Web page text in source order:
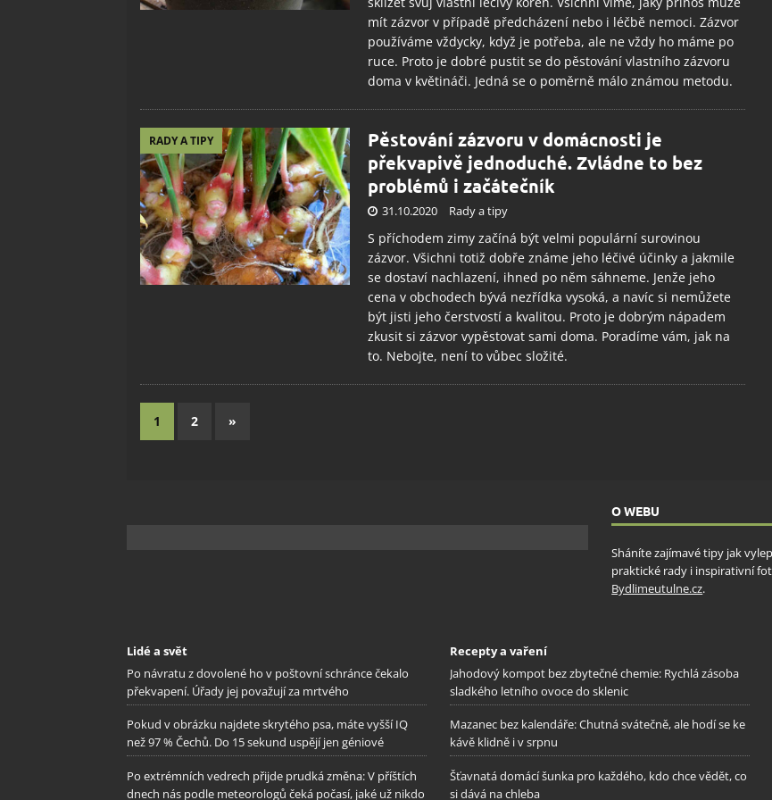
mít zázvor v případě předcházení nebo i léčbě nemoci. Zázvor
používáme vždycky, když je potřeba, ale ne vždy ho máme po
ruce. Proto je dobré pustit se do pěstování vlastního zázvoru
doma v květináči. Jedná se o poměrně málo známou metodu.
RADY A TIPY
Pěstování zázvoru v domácnosti je
překvapivě jednoduché. Zvládne to bez
problémů i začátečník
31.10.2020 Rady a tipy
S příchodem zimy začíná být velmi populární surovinou
zázvor. Všichni totiž dobře známe jeho léčivé účinky a jakmile
se dostaví nachlazení, ihned po něm sáhneme. Jenže jeho
cena v obchodech bývá nezřídka vysoká, a navíc si nemůžete
být jisti jeho čerstvostí a kvalitou. Proto je dobrým nápadem
zkusit si zázvor vypěstovat sami doma. Poradíme vám, jak na
to. Nebojte, není to vůbec složité.
1 2 »
O WEBU
Sháníte zajímavé tipy jak
praktické rady i inspirativní
Bydlimeutulne.cz.
Lidé a svět
Po návratu z dovolené ho v poštovní schránce čekalo
překvapení. Úřady jej považují za mrtvého
Pokud v obrázku najdete skrytého psa, máte vyšší IQ
než 97 % Čechů. Do 15 sekund uspějí jen géniové
Po extrémních vedrech přijde prudká změna: V příštích
dnech nás podle meteorologů čeká počasí, jaké už nikdo
Recepty a vaření
Jahodový kompot bez zbytečné chemie: Rychlá zásoba
sladkého letního ovoce do sklenic
Mazanec bez kalendáře: Chutná svátečně, ale hodí se ke
kávě klidně i v srpnu
Šťavnatá domácí šunka pro každého, kdo chce vědět, co
si dává na chleba